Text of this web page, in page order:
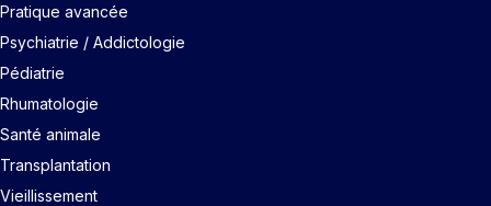
Pratique avancée
Psychiatrie / Addictologie
Pédiatrie
Rhumatologie
Santé animale
Transplantation
Vieillissement